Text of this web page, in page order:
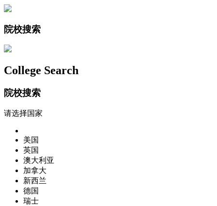
院校搜索
College Search
院校搜索
请选择国家
美国
英国
澳大利亚
加拿大
新西兰
德国
瑞士